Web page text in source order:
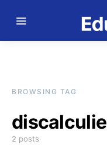
BROWSING TAG
discalculie
2 posts